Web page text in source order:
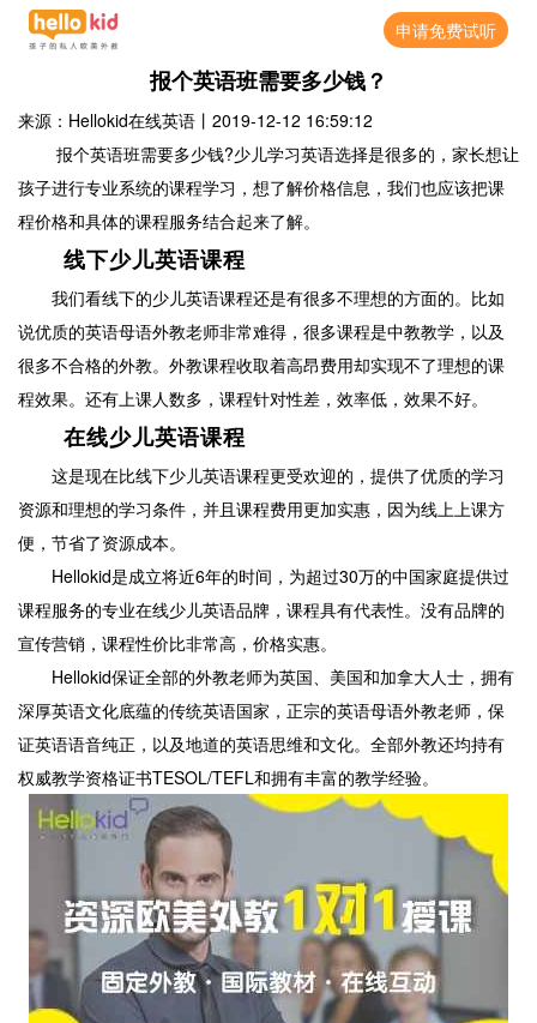
申请免费试听
报个英语班需要多少钱？
来源：Hellokid在线英语 丨 2019-12-12 16:59:12
报个英语班需要多少钱?少儿学习英语选择是很多的，家长想让
孩子进行专业系统的课程学习，想了解价格信息，我们也应该把课
程价格和具体的课程服务结合起来了解。
线下少儿英语课程
我们看线下的少儿英语课程还是有很多不理想的方面的。比如
说优质的英语母语外教老师非常难得，很多课程是中教教学，以及
很多不合格的外教。外教课程收取着高昂费用却实现不了理想的课
程效果。还有上课人数多，课程针对性差，效率低，效果不好。
在线少儿英语课程
这是现在比线下少儿英语课程更受欢迎的，提供了优质的学习
资源和理想的学习条件，并且课程费用更加实惠，因为线上上课方
便，节省了资源成本。
Hellokid是成立将近6年的时间，为超过30万的中国家庭提供过
课程服务的专业在线少儿英语品牌，课程具有代表性。没有品牌的
宣传营销，课程性价比非常高，价格实惠。
Hellokid保证全部的外教老师为英国、美国和加拿大人士，拥有
深厚英语文化底蕴的传统英语国家，正宗的英语母语外教老师，保
证英语语音纯正，以及地道的英语思维和文化。全部外教还均持有
权威教学资格证书TESOL/TEFL和拥有丰富的教学经验。